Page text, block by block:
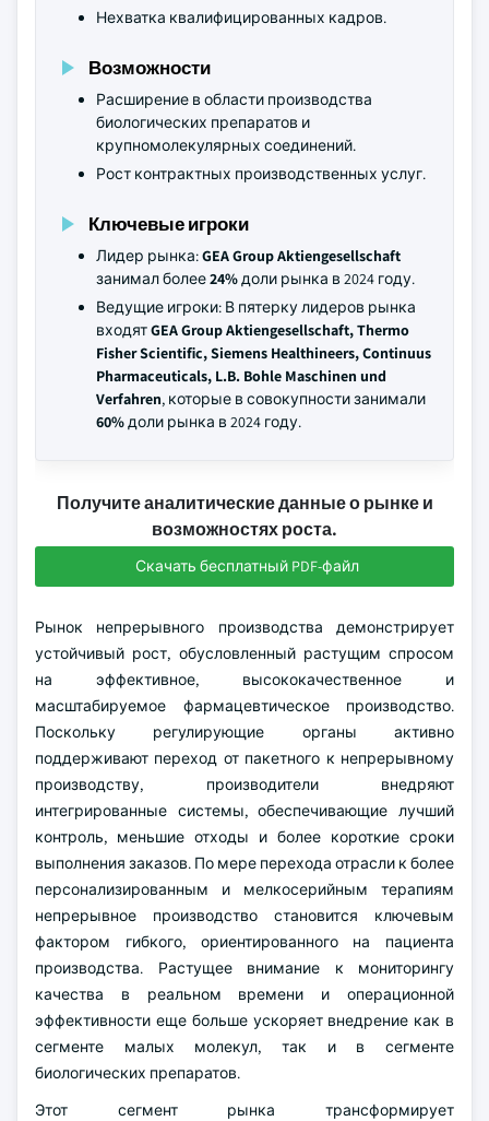
Нехватка квалифицированных кадров.
Возможности
Расширение в области производства
биологических препаратов и
крупномолекулярных соединений.
Рост контрактных производственных услуг.
Ключевые игроки
Лидер рынка:GEA Group Aktiengesellschaft
занимал более24%доли рынка в 2024 году.
Ведущие игроки: В пятерку лидеров рынка
входятGEA Group Aktiengesellschaft, Thermo
Fisher Scientific, Siemens Healthineers, Continuus
Pharmaceuticals, L.B. Bohle Maschinen und
Verfahren, которые в совокупности занимали
60%доли рынка в 2024 году.
Получите аналитические данные о рынке и
возможностях роста.
Скачать бесплатный PDF-файл
Рынок непрерывного производства демонстрирует
устойчивый рост, обусловленный растущим спросом
на эффективное, высококачественное и
масштабируемое фармацевтическое производство.
Поскольку регулирующие органы активно
поддерживают переход от пакетного к непрерывному
производству, производители внедряют
интегрированные системы, обеспечивающие лучший
контроль, меньшие отходы и более короткие сроки
выполнения заказов. По мере перехода отрасли к более
персонализированным и мелкосерийным терапиям
непрерывное производство становится ключевым
фактором гибкого, ориентированного на пациента
производства. Растущее внимание к мониторингу
качества в реальном времени и операционной
эффективности еще больше ускоряет внедрение как в
сегменте малых молекул, так и в сегменте
биологических препаратов.
Этот сегмент рынка трансформирует